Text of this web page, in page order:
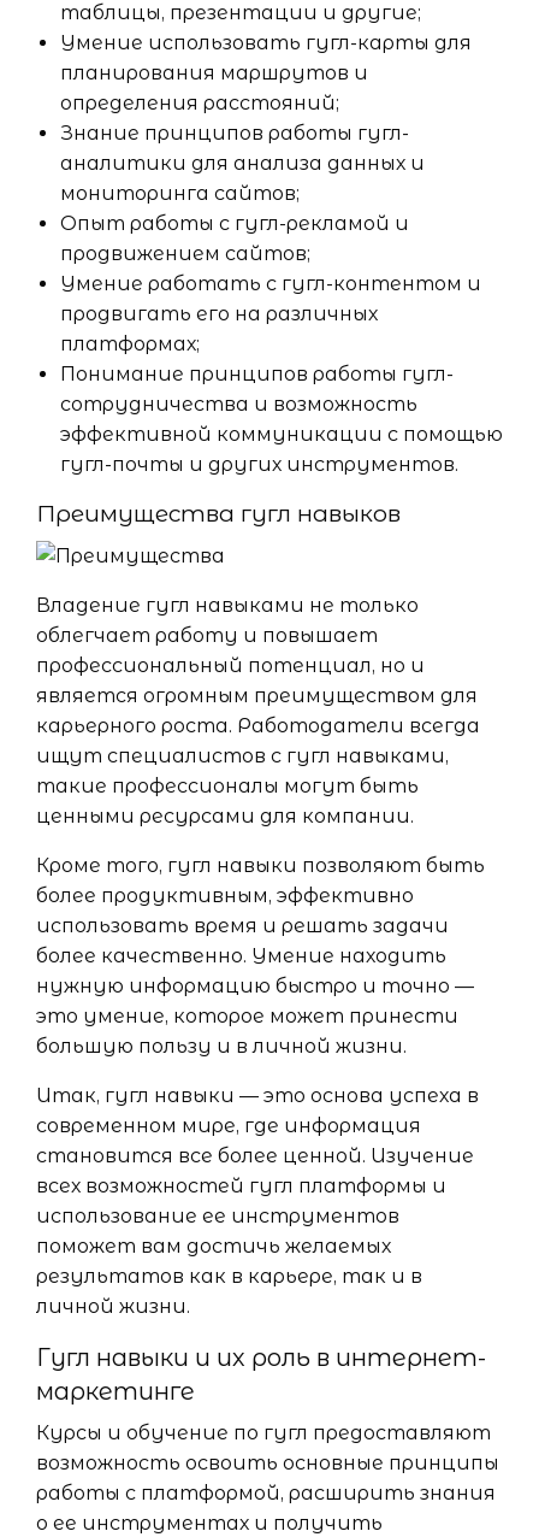
таблицы, презентации и другие;
Умение использовать гугл-карты для
планирования маршрутов и
определения расстояний;
Знание принципов работы гугл-
аналитики для анализа данных и
мониторинга сайтов;
Опыт работы с гугл-рекламой и
продвижением сайтов;
Умение работать с гугл-контентом и
продвигать его на различных
платформах;
Понимание принципов работы гугл-
сотрудничества и возможность
эффективной коммуникации с помощью
гугл-почты и других инструментов.
Преимущества гугл навыков
Владение гугл навыками не только
облегчает работу и повышает
профессиональный потенциал, но и
является огромным преимуществом для
карьерного роста. Работодатели всегда
ищут специалистов с гугл навыками,
такие профессионалы могут быть
ценными ресурсами для компании.
Кроме того, гугл навыки позволяют быть
более продуктивным, эффективно
использовать время и решать задачи
более качественно. Умение находить
нужную информацию быстро и точно —
это умение, которое может принести
большую пользу и в личной жизни.
Итак, гугл навыки — это основа успеха в
современном мире, где информация
становится все более ценной. Изучение
всех возможностей гугл платформы и
использование ее инструментов
поможет вам достичь желаемых
результатов как в карьере, так и в
личной жизни.
Гугл навыки и их роль в интернет-
маркетинге
Курсы и обучение по гугл предоставляют
возможность освоить основные принципы
работы с платформой, расширить знания
о ее инструментах и получить